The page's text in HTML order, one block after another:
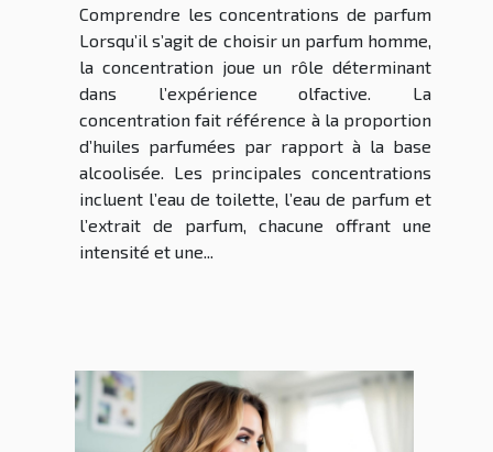
Comprendre les concentrations de parfum
Lorsqu’il s’agit de choisir un parfum homme,
la concentration joue un rôle déterminant
dans l’expérience olfactive. La
concentration fait référence à la proportion
d’huiles parfumées par rapport à la base
alcoolisée. Les principales concentrations
incluent l’eau de toilette, l’eau de parfum et
l’extrait de parfum, chacune offrant une
intensité et une...